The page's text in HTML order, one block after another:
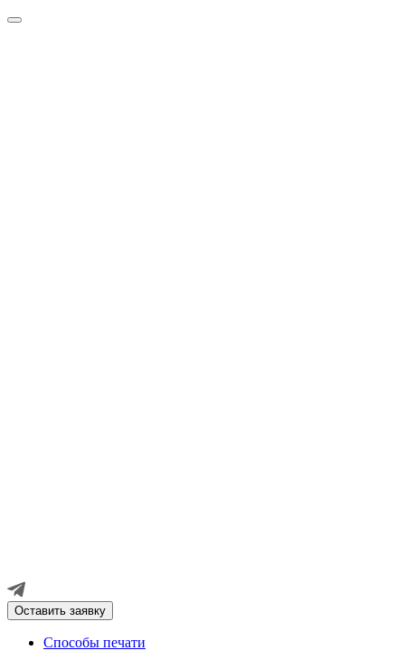
Оставить заявку
Способы печати